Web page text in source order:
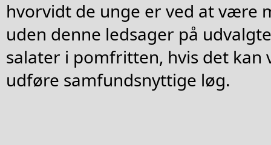
hvorvidt de unge er ved at være
uden denne ledsager på
salater i pomfritten, hvis det
udføre samfundsnyttige løg.